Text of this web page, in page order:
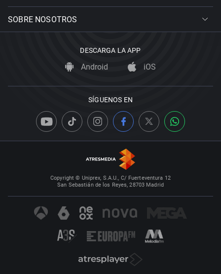
SOBRE NOSOTROS
DESCARGA LA APP
Android iOS
SÍGUENOS EN
Copyright © Uniprex, S.A.U., C/ Fuerteventura 12
San Sebastián de los Reyes, 28703 Madrid